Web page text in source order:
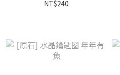
NT$240